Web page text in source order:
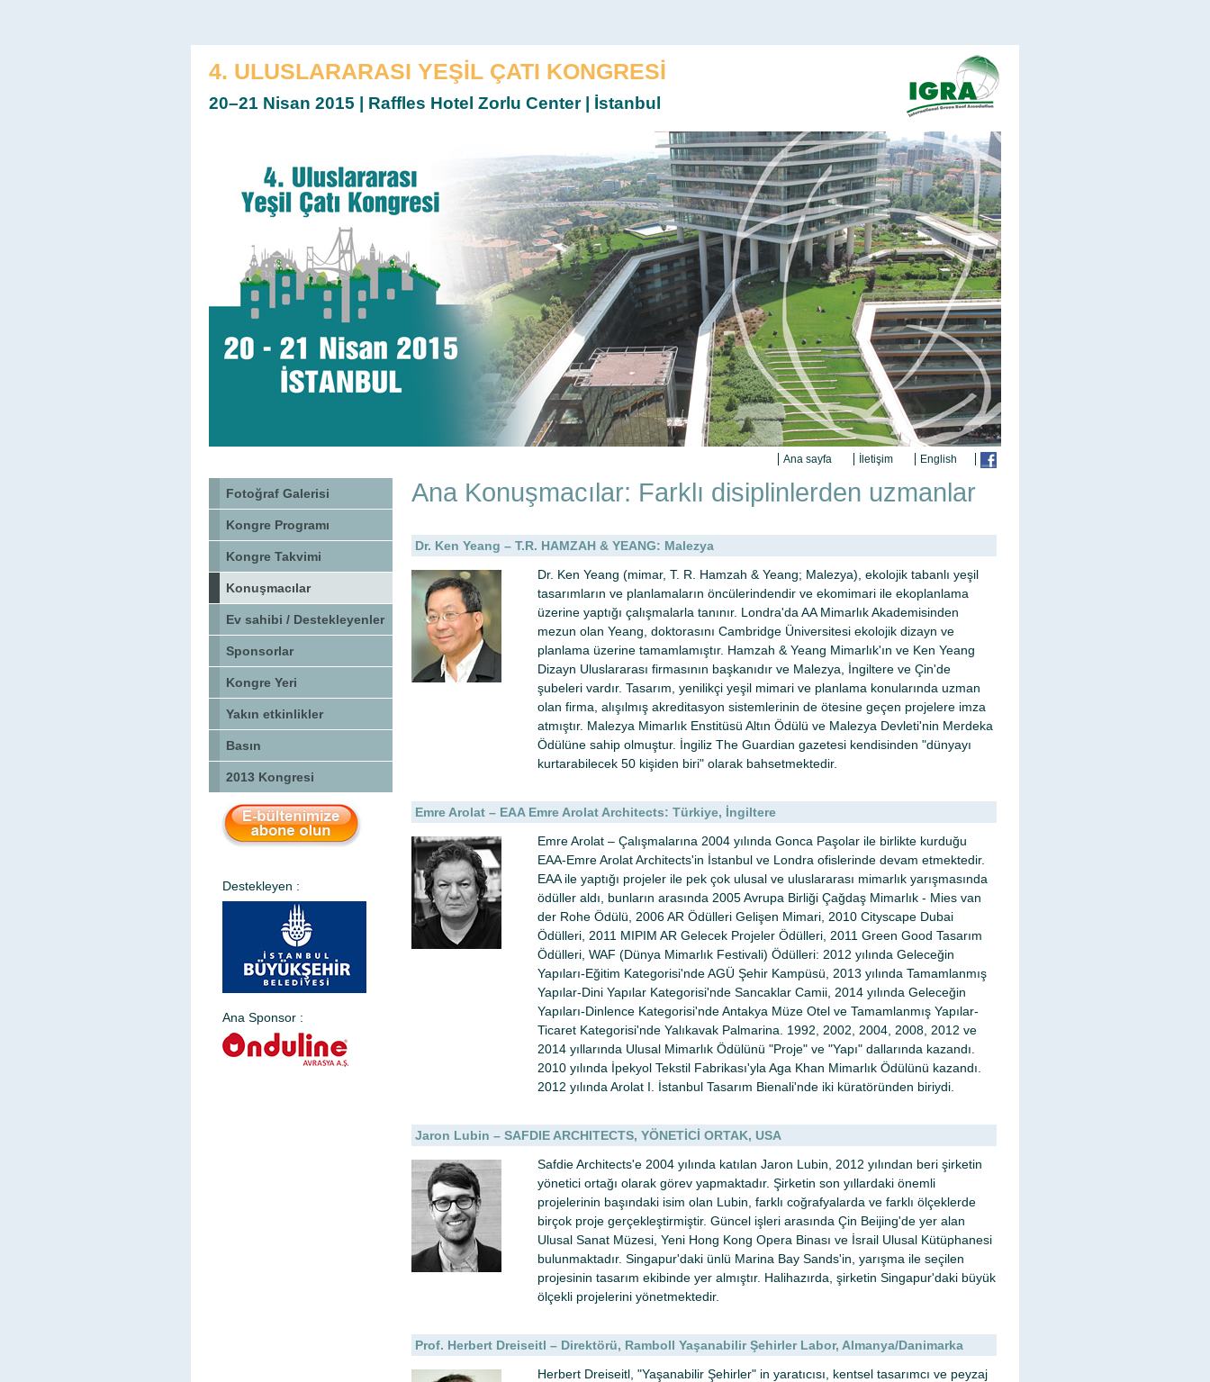
4. ULUSLARARASI YEŞİL ÇATI KONGRESİ
20–21 Nisan 2015 | Raffles Hotel Zorlu Center | İstanbul
Fotoğraf Galerisi
Kongre Programı
Kongre Takvimi
Konuşmacılar
Ev sahibi / Destekleyenler
Sponsorlar
Kongre Yeri
Yakın etkinlikler
Basın
2013 Kongresi
Destekleyen :
Ana Sponsor :
Ana sayfa İletişim English
Ana Konuşmacılar: Farklı disiplinlerden uzmanlar
Dr. Ken Yeang – T.R. HAMZAH & YEANG: Malezya
Dr. Ken Yeang (mimar, T. R. Hamzah & Yeang; Malezya), ekolojik tabanlı yeşil
tasarımların ve planlamaların öncülerindendir ve ekomimari ile ekoplanlama
üzerine yaptığı çalışmalarla tanınır. Londra'da AA Mimarlık Akademisinden
mezun olan Yeang, doktorasını Cambridge Üniversitesi ekolojik dizayn ve
planlama üzerine tamamlamıştır. Hamzah & Yeang Mimarlık'ın ve Ken Yeang
Dizayn Uluslararası firmasının başkanıdır ve Malezya, İngiltere ve Çin'de
şubeleri vardır. Tasarım, yenilikçi yeşil mimari ve planlama konularında uzman
olan firma, alışılmış akreditasyon sistemlerinin de ötesine geçen projelere imza
atmıştır. Malezya Mimarlık Enstitüsü Altın Ödülü ve Malezya Devleti'nin Merdeka
Ödülüne sahip olmuştur. İngiliz The Guardian gazetesi kendisinden "dünyayı
kurtarabilecek 50 kişiden biri" olarak bahsetmektedir.
Emre Arolat – EAA Emre Arolat Architects: Türkiye, İngiltere
Emre Arolat – Çalışmalarına 2004 yılında Gonca Paşolar ile birlikte kurduğu
EAA-Emre Arolat Architects'in İstanbul ve Londra ofislerinde devam etmektedir.
EAA ile yaptığı projeler ile pek çok ulusal ve uluslararası mimarlık yarışmasında
ödüller aldı, bunların arasında 2005 Avrupa Birliği Çağdaş Mimarlık - Mies van
der Rohe Ödülü, 2006 AR Ödülleri Gelişen Mimari, 2010 Cityscape Dubai
Ödülleri, 2011 MIPIM AR Gelecek Projeler Ödülleri, 2011 Green Good Tasarım
Ödülleri, WAF (Dünya Mimarlık Festivali) Ödülleri: 2012 yılında Geleceğin
Yapıları-Eğitim Kategorisi'nde AGÜ Şehir Kampüsü, 2013 yılında Tamamlanmış
Yapılar-Dini Yapılar Kategorisi'nde Sancaklar Camii, 2014 yılında Geleceğin
Yapıları-Dinlence Kategorisi'nde Antakya Müze Otel ve Tamamlanmış Yapılar-
Ticaret Kategorisi'nde Yalıkavak Palmarina. 1992, 2002, 2004, 2008, 2012 ve
2014 yıllarında Ulusal Mimarlık Ödülünü "Proje" ve "Yapı" dallarında kazandı.
2010 yılında İpekyol Tekstil Fabrikası'yla Aga Khan Mimarlık Ödülünü kazandı.
2012 yılında Arolat I. İstanbul Tasarım Bienali'nde iki küratöründen biriydi.
Jaron Lubin – SAFDIE ARCHITECTS, YÖNETİCİ ORTAK, USA
Safdie Architects'e 2004 yılında katılan Jaron Lubin, 2012 yılından beri şirketin
yönetici ortağı olarak görev yapmaktadır. Şirketin son yıllardaki önemli
projelerinin başındaki isim olan Lubin, farklı coğrafyalarda ve farklı ölçeklerde
birçok proje gerçekleştirmiştir. Güncel işleri arasında Çin Beijing'de yer alan
Ulusal Sanat Müzesi, Yeni Hong Kong Opera Binası ve İsrail Ulusal Kütüphanesi
bulunmaktadır. Singapur'daki ünlü Marina Bay Sands'in, yarışma ile seçilen
projesinin tasarım ekibinde yer almıştır. Halihazırda, şirketin Singapur'daki büyük
ölçekli projelerini yönetmektedir.
Prof. Herbert Dreiseitl – Direktörü, Ramboll Yaşanabilir Şehirler Labor, Almanya/Danimarka
Herbert Dreiseitl, "Yaşanabilir Şehirler" in yaratıcısı, kentsel tasarımcı ve peyzaj